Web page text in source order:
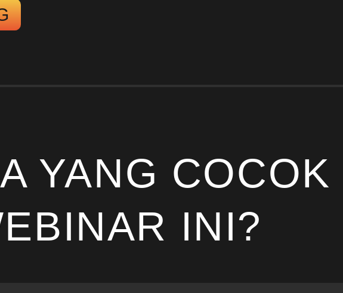
YANG
INI?